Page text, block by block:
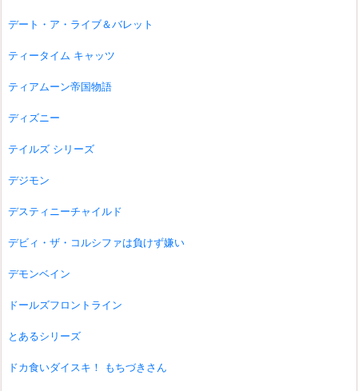
デート・ア・ライブ＆バレット
ティータイム キャッツ
ティアムーン帝国物語
ディズニー
テイルズ シリーズ
デジモン
デスティニーチャイルド
デビィ・ザ・コルシファは負けず嫌い
デモンベイン
ドールズフロントライン
とあるシリーズ
ドカ食いダイスキ！ もちづきさん